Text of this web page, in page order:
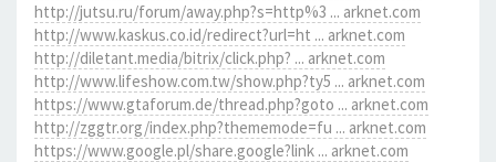
http://jutsu.ru/forum/away.php?s=http%3 ... arknet.com
http://www.kaskus.co.id/redirect?url=ht ... arknet.com
http://diletant.media/bitrix/click.php? ... arknet.com
http://www.lifeshow.com.tw/show.php?ty5 ... arknet.com
https://www.gtaforum.de/thread.php?goto ... arknet.com
http://zggtr.org/index.php?thememode=fu ... arknet.com
https://www.google.pl/share.google?link ... arknet.com